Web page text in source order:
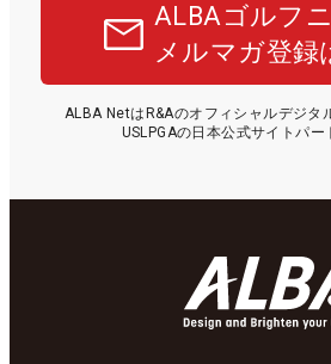
ALBAゴルフ
メルマガ登録
ALBA NetはR&Aのオフィシャルデジタ
USLPGAの日本公式サイトパー